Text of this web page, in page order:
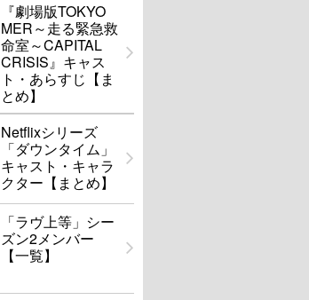
『劇場版TOKYO
MER～走る緊急救
命室～CAPITAL
CRISIS』キャス
ト・あらすじ【ま
とめ】
Netflixシリーズ
「ダウンタイム」
キャスト・キャラ
クター【まとめ】
「ラヴ上等」シー
ズン2メンバー
【一覧】